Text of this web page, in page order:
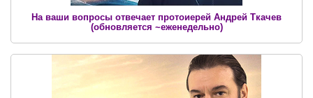
На ваши вопросы отвечает протоиерей Андрей Ткачев
(обновляется ~еженедельно)